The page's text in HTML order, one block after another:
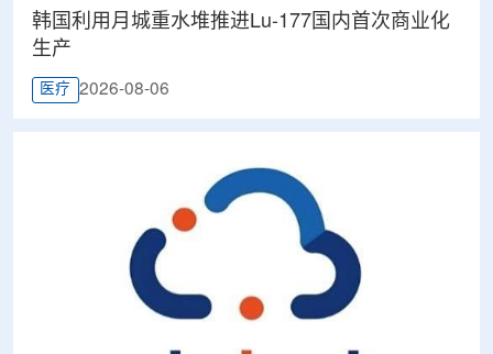
韩国利用月城重水堆推进Lu-177国内首次商业化
生产
医疗 2026-08-06